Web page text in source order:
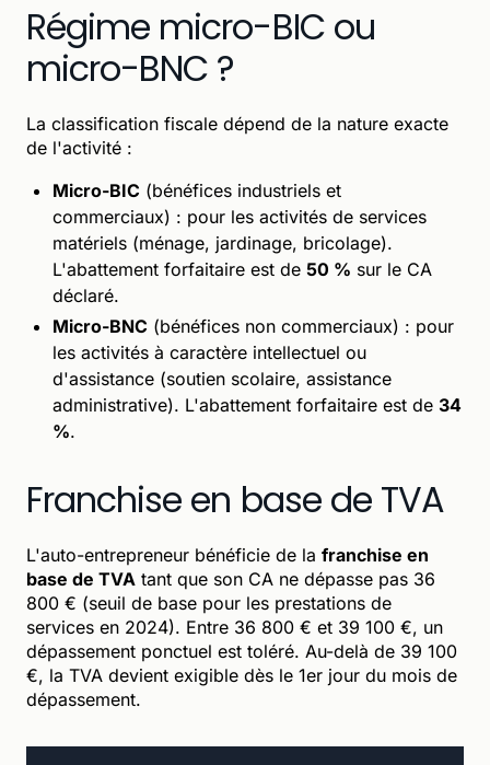
Régime micro-BIC ou
micro-BNC ?
La classification fiscale dépend de la nature exacte
de l'activité :
Micro-BIC (bénéfices industriels et
commerciaux) : pour les activités de services
matériels (ménage, jardinage, bricolage).
L'abattement forfaitaire est de 50 % sur le CA
déclaré.
Micro-BNC (bénéfices non commerciaux) : pour
les activités à caractère intellectuel ou
d'assistance (soutien scolaire, assistance
administrative). L'abattement forfaitaire est de 34
%.
Franchise en base de TVA
L'auto-entrepreneur bénéficie de la franchise en
base de TVA tant que son CA ne dépasse pas 36
800 € (seuil de base pour les prestations de
services en 2024). Entre 36 800 € et 39 100 €, un
dépassement ponctuel est toléré. Au-delà de 39 100
€, la TVA devient exigible dès le 1er jour du mois de
dépassement.